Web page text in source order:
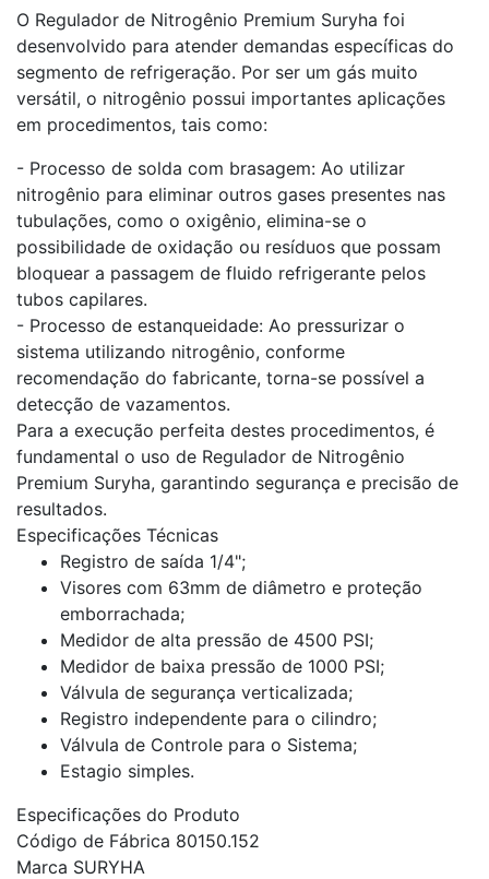
O Regulador de Nitrogênio Premium Suryha foi
desenvolvido para atender demandas específicas do
segmento de refrigeração. Por ser um gás muito
versátil, o nitrogênio possui importantes aplicações
em procedimentos, tais como:
- Processo de solda com brasagem: Ao utilizar
nitrogênio para eliminar outros gases presentes nas
tubulações, como o oxigênio, elimina-se o
possibilidade de oxidação ou resíduos que possam
bloquear a passagem de fluido refrigerante pelos
tubos capilares.
- Processo de estanqueidade: Ao pressurizar o
sistema utilizando nitrogênio, conforme
recomendação do fabricante, torna-se possível a
detecção de vazamentos.
Para a execução perfeita destes procedimentos, é
fundamental o uso de Regulador de Nitrogênio
Premium Suryha, garantindo segurança e precisão de
resultados.
Especificações Técnicas
Registro de saída 1/4";
Visores com 63mm de diâmetro e proteção
emborrachada;
Medidor de alta pressão de 4500 PSI;
Medidor de baixa pressão de 1000 PSI;
Válvula de segurança verticalizada;
Registro independente para o cilindro;
Válvula de Controle para o Sistema;
Estagio simples.
Especificações do Produto
Código de Fábrica 80150.152
Marca SURYHA